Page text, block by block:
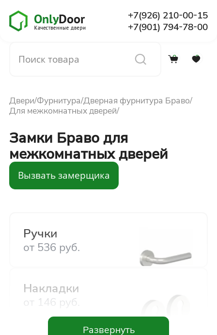
+7(926) 210-00-15
+7(901) 794-78-00
0 0
О компании
Установка
Доставка и оплата
Акции
Фото работ
Двери Фурнитура Дверная фурнитура Браво
Для межкомнатных дверей
Замки Браво для
межкомнатных дверей
Вызвать замерщика
Ручки
от 536 руб.
Накладки
от 146 руб.